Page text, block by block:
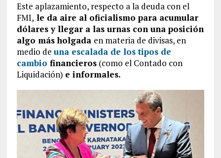
Este aplazamiento, respecto a la deuda con el
FMI, le da aire al oficialismo para acumular
dólares y llegar a las urnas con una posición
algo más holgada en materia de divisas, en
medio de una escalada de los tipos de
cambio financieros(como el Contado con
Liquidación) e informales.